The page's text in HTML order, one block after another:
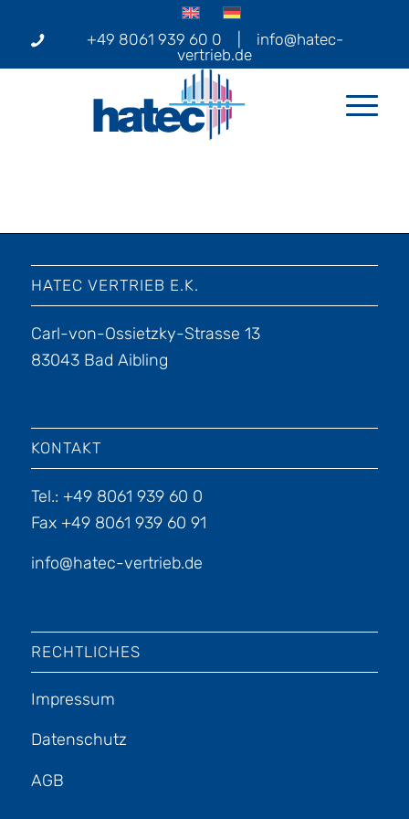
+49 8061 939 60 0
info@hatec-
vertrieb.de
HATEC VERTRIEB E.K.
Carl-von-Ossietzky-Strasse 13
83043 Bad Aibling
KONTAKT
Tel.: +49 8061 939 60 0
Fax +49 8061 939 60 91
info@hatec-vertrieb.de
RECHTLICHES
Impressum
Datenschutz
AGB